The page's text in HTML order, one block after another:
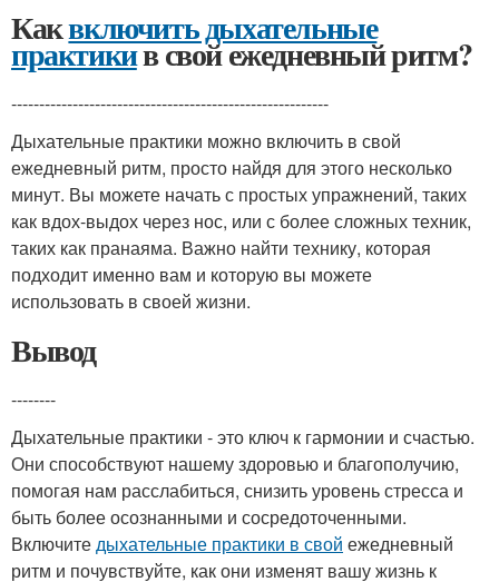
Каквключить дыхательные
практикив свой ежедневный ритм?
---------------------------------------------------------
Дыхательные практики можно включить в свой
ежедневный ритм, просто найдя для этого несколько
минут. Вы можете начать с простых упражнений, таких
как вдох-выдох через нос, или с более сложных техник,
таких как пранаяма. Важно найти технику, которая
подходит именно вам и которую вы можете
использовать в своей жизни.
Вывод
--------
Дыхательные практики - это ключ к гармонии и счастью.
Они способствуют нашему здоровью и благополучию,
помогая нам расслабиться, снизить уровень стресса и
быть более осознанными и сосредоточенными.
Включитедыхательные практики в свой ежедневный
ритм и почувствуйте, как они изменят вашу жизнь к